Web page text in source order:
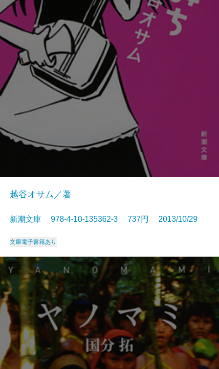
越谷オサム／著
新潮文庫 978-4-10-135362-3 737円 2013/10/29
文庫電子書籍あり